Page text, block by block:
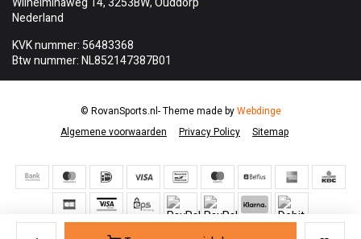
Nederland
KVK nummer: 56483368
Btw nummer: NL852147387B01
Algemene voorwaarden Privacy Policy Sitemap
© RovanSports.nl- Theme made byWebdinge